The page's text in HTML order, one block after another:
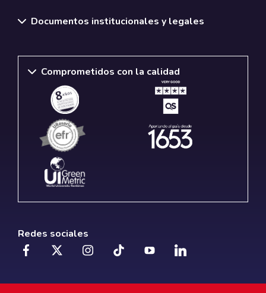
Documentos institucionales y legales
Comprometidos con la calidad
Redes sociales